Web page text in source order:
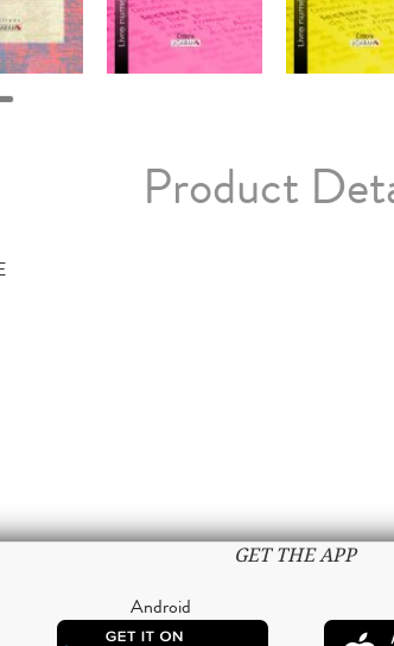
Product
GET THE APP
Android